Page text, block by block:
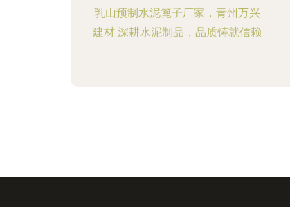
乳山预制水泥篦子厂家，青州万兴
建材 深耕水泥制品，品质铸就信赖